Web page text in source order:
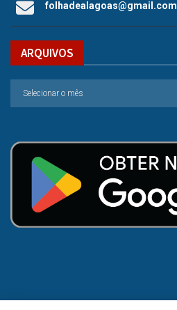
folhadealagoas@gmail.com
ARQUIVOS